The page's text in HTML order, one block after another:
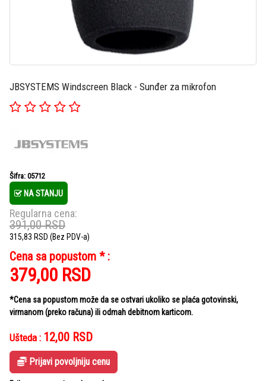
JBSYSTEMS Windscreen Black - Sunđer za mikrofon
Šifra: 05712
NA STANJU
Regularna cena:
391,00RSD
315,83 RSD (Bez PDV-a)
Cena sa popustom * :
379,00 RSD
*Cena sa popustom može da se ostvari ukoliko se plaća gotovinski,
virmanom (preko računa) ili odmah debitnom karticom.
Ušteda : 12,00 RSD
Prijavi povoljniju cenu